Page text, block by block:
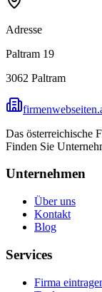
Adresse
Paltram 19
3062 Paltram
Das österreichische
Finden Sie
Unternehmen
Über uns
Kontakt
Blog
Services
Firma